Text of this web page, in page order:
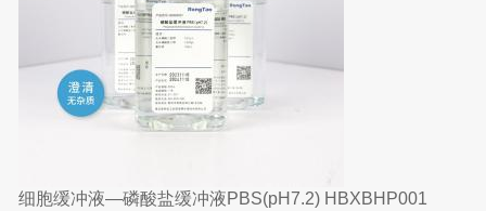
细胞缓冲液—磷酸盐缓冲液PBS(pH7.2) HBXBHP001